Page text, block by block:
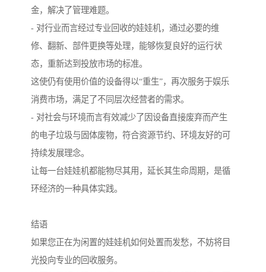
金，解决了管理难题。
- 对行业而言经过专业回收的娃娃机，通过必要的维
修、翻新、部件更换等处理，能够恢复良好的运行状
态，重新达到投放市场的标准。
这使仍有使用价值的设备得以“重生”，再次服务于娱乐
消费市场，满足了不同层次经营者的需求。
- 对社会与环境而言有效减少了因设备直接废弃而产生
的电子垃圾与固体废物，符合资源节约、环境友好的可
持续发展理念。
让每一台娃娃机都能物尽其用，延长其生命周期，是循
环经济的一种具体实践。
结语
如果您正在为闲置的娃娃机如何处置而发愁，不妨将目
光投向专业的回收服务。